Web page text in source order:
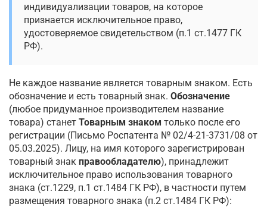
индивидуализации товаров, на которое
признается исключительное право,
удостоверяемое свидетельством (п.1 ст.1477 ГК
РФ).
Не каждое название является товарным знаком. Есть
обозначение и есть товарный знак. Обозначение
(любое придуманное производителем название
товара) станет Товарным знаком только после его
регистрации (Письмо Роспатента № 02/4-21-3731/08 от
05.03.2025). Лицу, на имя которого зарегистрирован
товарный знак правообладателю), принадлежит
исключительное право использования товарного
знака (ст.1229, п.1 ст.1484 ГК РФ), в частности путем
размещения товарного знака (п.2 ст.1484 ГК РФ):